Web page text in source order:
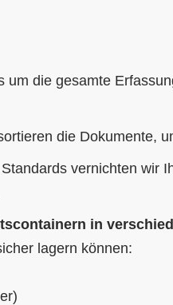
um die gesamte
die Dokumente,
vernichten wir
in
lagern können: